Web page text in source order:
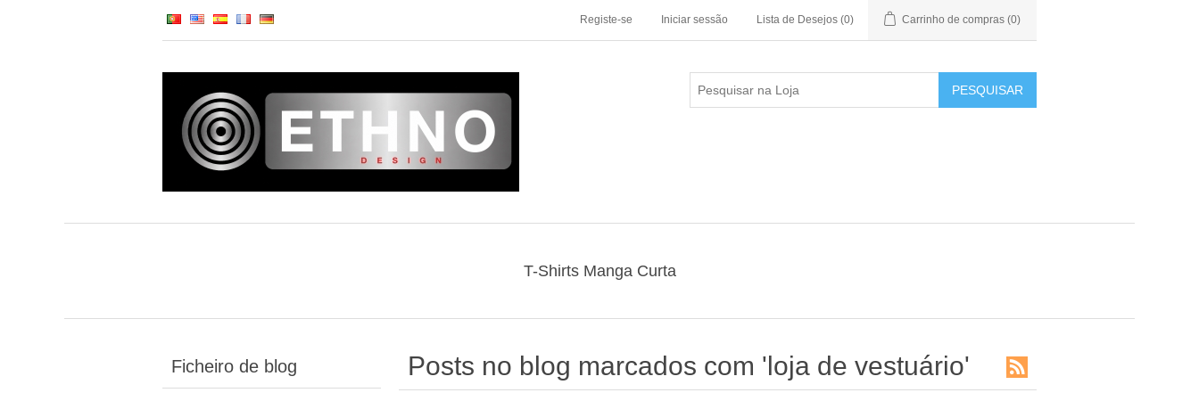
Registe-se Iniciar sessão Lista de Desejos (0) Carrinho de compras (0)
PESQUISAR
T-Shirts Manga Curta
Ficheiro de blog Posts no blog marcados com 'loja de vestuário'